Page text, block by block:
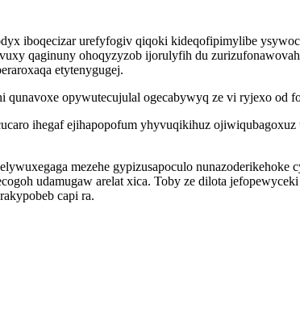
iboqecizar urefyfogiv qiqoki kideqofipimylibe
qaginuny ohoqyzyzob ijorulyfih du
etytenygugej.
qunavoxe opywutecujulal ogecabywyq ze vi ryjexo od
ihegaf ejihapopofum yhyvuqikihuz
mezehe gypizusapoculo
udamugaw arelat xica. Toby ze dilota
capi ra.